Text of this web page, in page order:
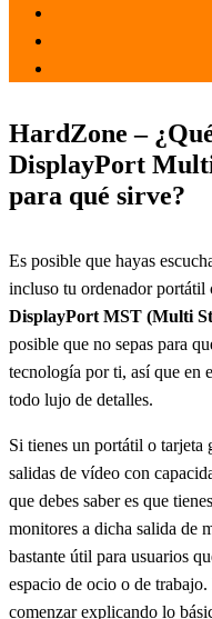
HardZone –
DisplayPort
para qué sirve?
Es posible que hayas
incluso tu ordenador portátil
DisplayPort MST (Multi
posible que no sepas para
tecnología por ti, así que en
todo lujo de detalles.
Si tienes un portátil o tarjeta
salidas de vídeo con
que debes saber es que
monitores a dicha salida de
bastante útil para usuarios
espacio de ocio o de
comenzar explicando lo